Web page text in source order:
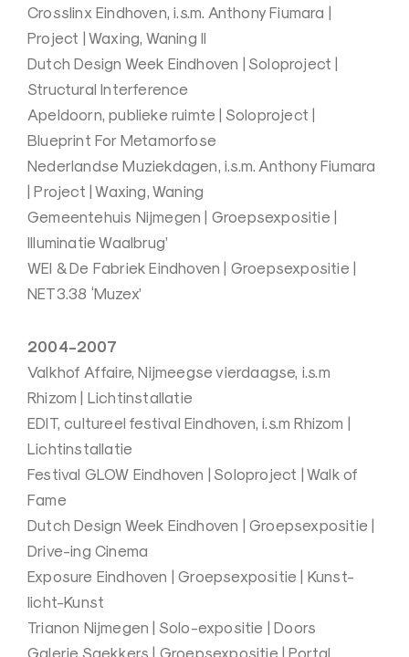
Crosslinx Eindhoven, i.s.m. Anthony Fiumara |
Project | Waxing, Waning II
Dutch Design Week Eindhoven | Soloproject |
Structural Interference
Apeldoorn, publieke ruimte | Soloproject |
Blueprint For Metamorfose
Nederlandse Muziekdagen, i.s.m. Anthony Fiumara
| Project | Waxing, Waning
Gemeentehuis Nijmegen | Groepsexpositie |
Illuminatie Waalbrug’
WEI & De Fabriek Eindhoven | Groepsexpositie |
NET3.38 ‘Muzex’
2004-2007
Valkhof Affaire, Nijmeegse vierdaagse, i.s.m
Rhizom | Lichtinstallatie
EDIT, cultureel festival Eindhoven, i.s.m Rhizom |
Lichtinstallatie
Festival GLOW Eindhoven | Soloproject | Walk of
Fame
Dutch Design Week Eindhoven | Groepsexpositie |
Drive-ing Cinema
Exposure Eindhoven | Groepsexpositie | Kunst-
licht-Kunst
Trianon Nijmegen | Solo-expositie | Doors
Galerie Saekkers | Groepsexpositie | Portal